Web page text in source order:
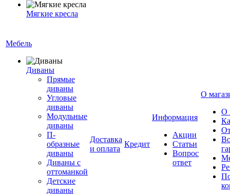
Мягкие кресла
Мебель
Диваны
Прямые
диваны
Угловые
диваны
Модульные
диваны
П-
образные
диваны
Диваны с
оттоманкой
Детские
диваны
Доставка
и оплата
Кредит
Информация
Акции
Статьи
Вопрос
ответ
О
О